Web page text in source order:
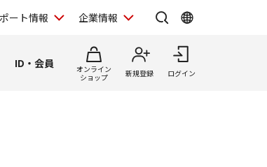
ート情報 企業情報
ID・会員
オンライン
ショップ
新規登録 ログイン